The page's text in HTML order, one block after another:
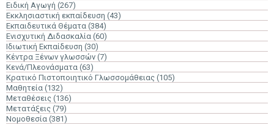
Ειδική Αγωγή (267)
Εκκλησιαστική εκπαίδευση (43)
Εκπαιδευτικά Θέματα (384)
Ενισχυτική Διδασκαλία (60)
Ιδιωτική Εκπαίδευση (30)
Κέντρα Ξένων γλωσσών (7)
Κενά/Πλεονάσματα (63)
Κρατικό Πιστοποιητικό Γλωσσομάθειας (105)
Μαθητεία (132)
Μεταθέσεις (136)
Μετατάξεις (79)
Νομοθεσία (381)